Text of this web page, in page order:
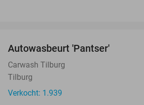
Autowasbeurt 'Pantser'
Carwash Tilburg
Tilburg
Verkocht: 1.939